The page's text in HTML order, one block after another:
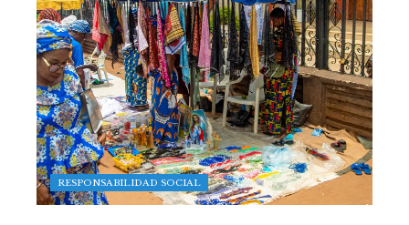
RESPONSABILIDAD SOCIAL